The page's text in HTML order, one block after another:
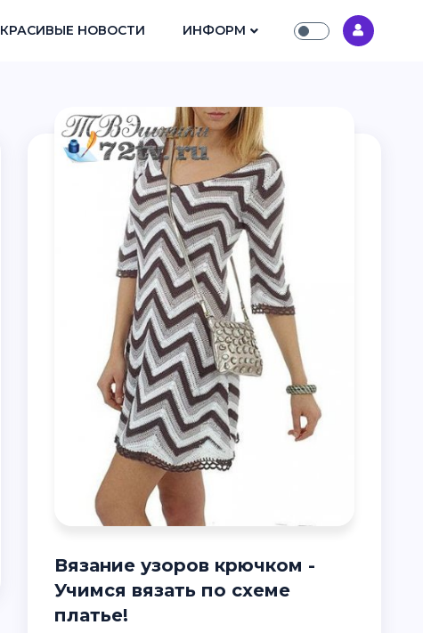
КРАСИВЫЕ НОВОСТИ ИНФОРМ
Вязание узоров крючком -
Учимся вязать по схеме
платье!